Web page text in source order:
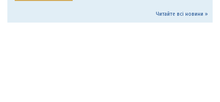
Читайте всі новини »